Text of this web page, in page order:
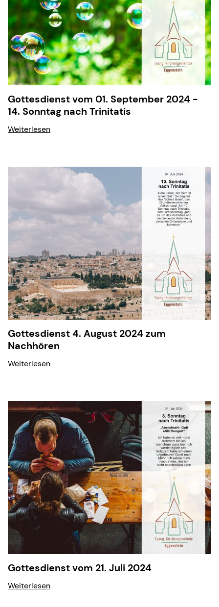
Gottesdienst vom 01. September 2024 -
14. Sonntag nach Trinitatis
Weiterlesen
Gottesdienst 4. August 2024 zum
Nachhören
Weiterlesen
Gottesdienst vom 21. Juli 2024
Weiterlesen